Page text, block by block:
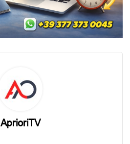
AprioriTV